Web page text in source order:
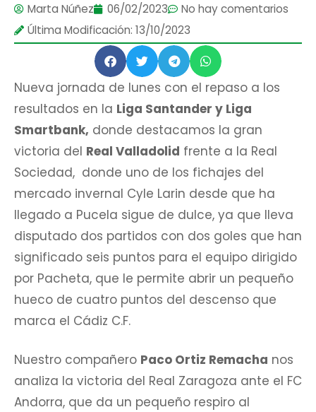
Marta Núñez 06/02/2023
No hay comentarios
Última Modificación: 13/10/2023
Nueva jornada de lunes con el repaso a los
resultados en la Liga Santander y Liga
Smartbank, donde destacamos la gran
victoria del Real Valladolid frente a la Real
Sociedad, donde uno de los fichajes del
mercado invernal Cyle Larin desde que ha
llegado a Pucela sigue de dulce, ya que lleva
disputado dos partidos con dos goles que han
significado seis puntos para el equipo dirigido
por Pacheta, que le permite abrir un pequeño
hueco de cuatro puntos del descenso que
marca el Cádiz C.F.
Nuestro compañero Paco Ortiz Remacha nos
analiza la victoria del Real Zaragoza ante el FC
Andorra, que da un pequeño respiro al